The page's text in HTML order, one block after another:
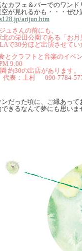
カフェ＆バーでのワンド
が見れるかも・・・ぜひ
arijun.htm
ュさんの前にも、
北の栄田公園である「お
で30分ほど出演させてい
とクラフトと音楽のイベ
9:00
約30の出店があります。
表：上村 090-7784-
だった頃に、ご縁あって
きるなんて夢にも思い